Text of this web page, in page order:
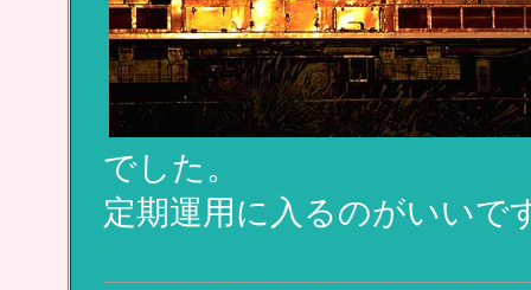
でした。
定期運用に入るのがいいで